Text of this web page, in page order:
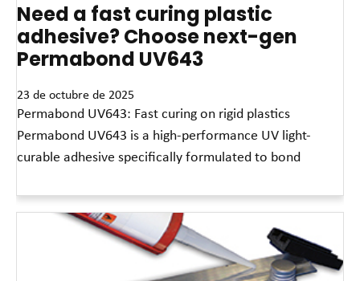
Need a fast curing plastic
adhesive? Choose next-gen
Permabond UV643
23 de octubre de 2025
Permabond UV643: Fast curing on rigid plastics
Permabond UV643 is a high-performance UV light-
curable adhesive specifically formulated to bond